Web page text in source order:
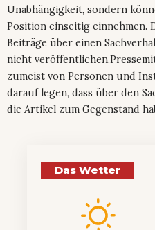
Unabhängigkeit, sondern
Position einseitig einnehmen.
Beiträge über einen
nicht
zumeist von Personen und
darauf legen, dass über den
die Artikel zum Gegenstand
Das Wetter